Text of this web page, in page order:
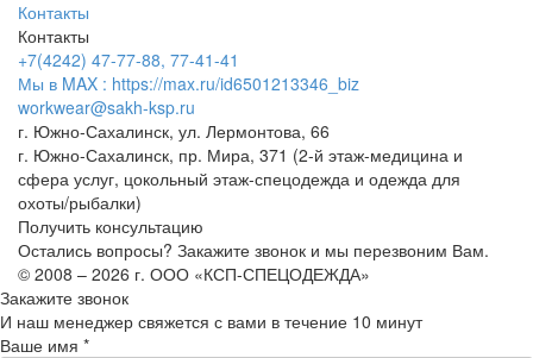
Контакты
Контакты
+7(4242) 47-77-88, 77-41-41
Мы в MAX : https://max.ru/id6501213346_biz
workwear@sakh-ksp.ru
г. Южно-Сахалинск, ул. Лермонтова, 66
г. Южно-Сахалинск, пр. Мира, 371 (2-й этаж-медицина и
сфера услуг, цокольный этаж-спецодежда и одежда для
охоты/рыбалки)
Получить консультацию
Остались вопросы? Закажите звонок и мы перезвоним Вам.
© 2008 – 2026 г. ООО «КСП-СПЕЦОДЕЖДА»
Закажите звонок
И наш менеджер свяжется с вами в течение 10 минут
Ваше имя *